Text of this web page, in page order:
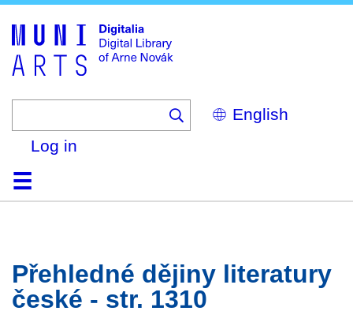
Select
your
Log in
HomeBrowse
Search
About
HelpContactDigitalia
Přehledné dějiny literatury
české - str. 1310